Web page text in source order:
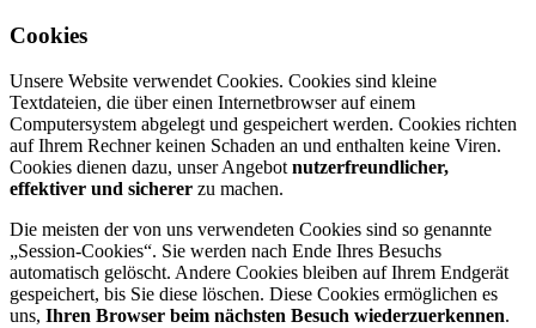
Cookies
Unsere Website verwendet Cookies. Cookies sind kleine
Textdateien, die über einen Internetbrowser auf einem
Computersystem abgelegt und gespeichert werden. Cookies richten
auf Ihrem Rechner keinen Schaden an und enthalten keine Viren.
Cookies dienen dazu, unser Angebot nutzerfreundlicher,
effektiver und sicherer zu machen.
Die meisten der von uns verwendeten Cookies sind so genannte
„Session-Cookies“. Sie werden nach Ende Ihres Besuchs
automatisch gelöscht. Andere Cookies bleiben auf Ihrem Endgerät
gespeichert, bis Sie diese löschen. Diese Cookies ermöglichen es
uns, Ihren Browser beim nächsten Besuch wiederzuerkennen.